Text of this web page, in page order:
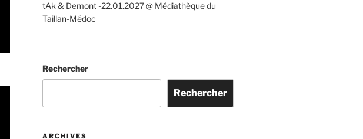
tAk & Demont -22.01.2027 @ Médiathèque du
Taillan-Médoc
Rechercher
Rechercher
ARCHIVES